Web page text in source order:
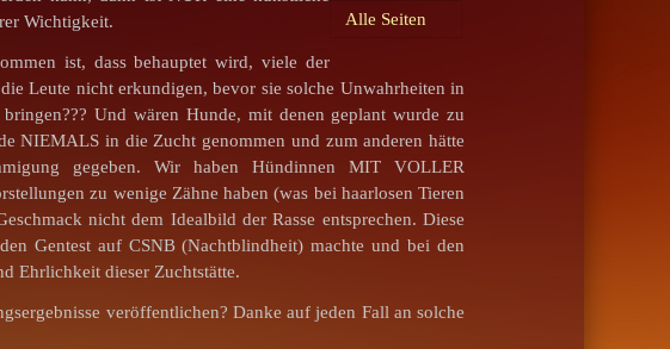
Alle Seiten
Wichtigkeit.
ist, dass behauptet wird, viele der
Leute nicht erkundigen, bevor sie solche Unwahrheiten in
Und wären Hunde, mit denen geplant wurde zu
NIEMALS in die Zucht genommen und zum anderen hätte
gegeben. Wir haben Hündinnen MIT VOLLER
zu wenige Zähne haben (was bei haarlosen Tieren
nicht dem Idealbild der Rasse entsprechen. Diese
Gentest auf CSNB (Nachtblindheit) machte und bei den
Ehrlichkeit dieser Zuchtstätte.
veröffentlichen? Danke auf jeden Fall an solche